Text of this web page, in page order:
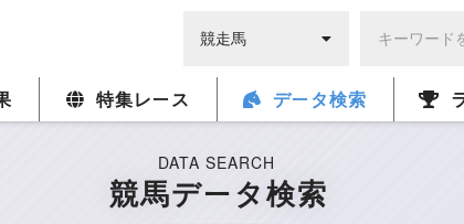
特集レース データ検索
DATA SEARCH
競馬データ検索